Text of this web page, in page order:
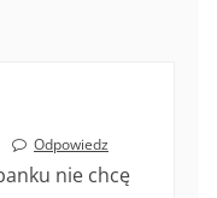
Odpowiedz
nie chcę